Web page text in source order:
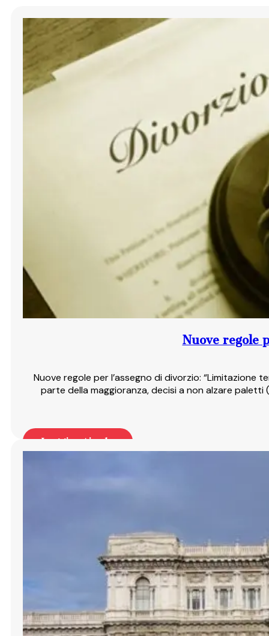
Nuove regole
Nuove regole per l’assegno di divorzio: “Limitazione
parte della maggioranza, decisi a non alzare
Leggi articolo